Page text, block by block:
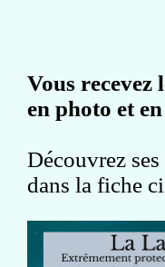
Vous recevez
en photo et
Découvrez
dans la fiche